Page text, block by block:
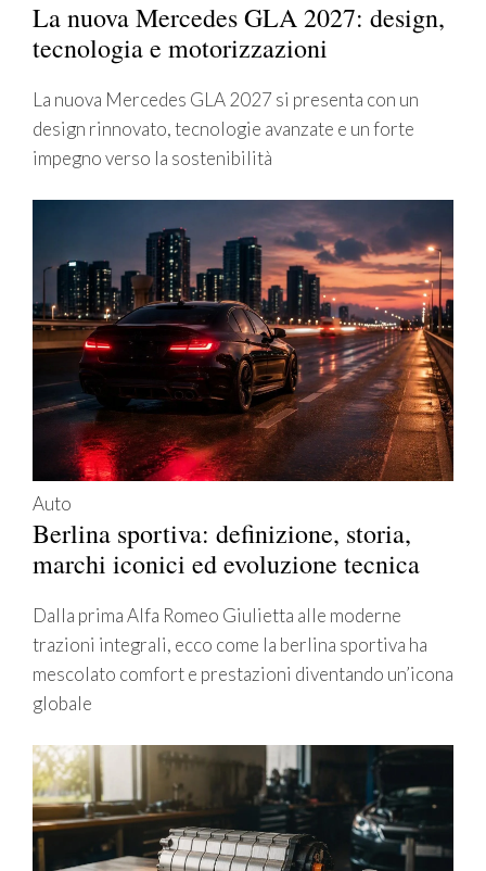
La nuova Mercedes GLA 2027: design,
tecnologia e motorizzazioni
La nuova Mercedes GLA 2027 si presenta con un
design rinnovato, tecnologie avanzate e un forte
impegno verso la sostenibilità
Auto
Berlina sportiva: definizione, storia,
marchi iconici ed evoluzione tecnica
Dalla prima Alfa Romeo Giulietta alle moderne
trazioni integrali, ecco come la berlina sportiva ha
mescolato comfort e prestazioni diventando un’icona
globale